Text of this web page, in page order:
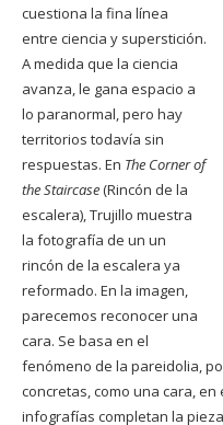
cuestiona la fina línea
entre ciencia y superstición.
A medida que la ciencia
avanza, le gana espacio a
lo paranormal, pero hay
territorios todavía sin
respuestas. En The Corner of
the Staircase(Rincón de la
escalera), Trujillo muestra
la fotografía de un un
rincón de la escalera ya
reformado. En la imagen,
parecemos reconocer una
cara. Se basa en el
fenómeno de la pareidolia,
concretas, como una cara,
infografías completan la